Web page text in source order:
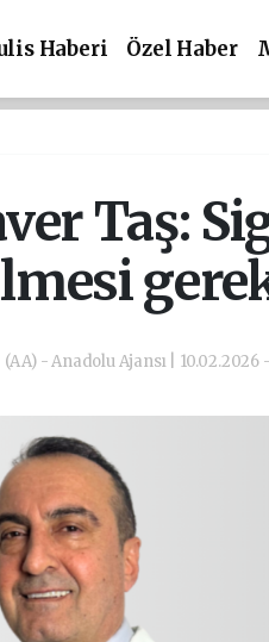
Haberi Özel Haber
Taş:
(AA) - Anadolu Ajansı | 10.02.2026